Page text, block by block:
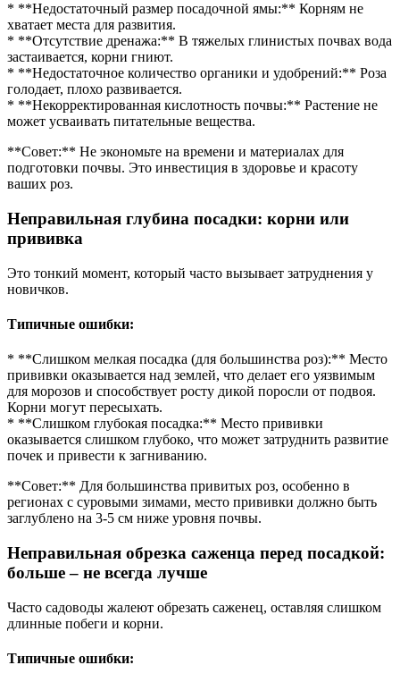
* **Недостаточный размер посадочной ямы:** Корням не
хватает места для развития.
* **Отсутствие дренажа:** В тяжелых глинистых почвах вода
застаивается, корни гниют.
* **Недостаточное количество органики и удобрений:** Роза
голодает, плохо развивается.
* **Некорректированная кислотность почвы:** Растение не
может усваивать питательные вещества.
**Совет:** Не экономьте на времени и материалах для
подготовки почвы. Это инвестиция в здоровье и красоту
ваших роз.
Неправильная глубина посадки: корни или
прививка
Это тонкий момент, который часто вызывает затруднения у
новичков.
Типичные ошибки:
* **Слишком мелкая посадка (для большинства роз):** Место
прививки оказывается над землей, что делает его уязвимым
для морозов и способствует росту дикой поросли от подвоя.
Корни могут пересыхать.
* **Слишком глубокая посадка:** Место прививки
оказывается слишком глубоко, что может затруднить развитие
почек и привести к загниванию.
**Совет:** Для большинства привитых роз, особенно в
регионах с суровыми зимами, место прививки должно быть
заглублено на 3-5 см ниже уровня почвы.
Неправильная обрезка саженца перед посадкой:
больше – не всегда лучше
Часто садоводы жалеют обрезать саженец, оставляя слишком
длинные побеги и корни.
Типичные ошибки: